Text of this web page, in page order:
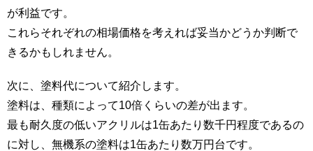
が利益です。
これらそれぞれの相場価格を考えれば妥当かどうか判断で
きるかもしれません。
次に、塗料代について紹介します。
塗料は、種類によって10倍くらいの差が出ます。
最も耐久度の低いアクリルは1缶あたり数千円程度であるの
に対し、無機系の塗料は1缶あたり数万円台です。